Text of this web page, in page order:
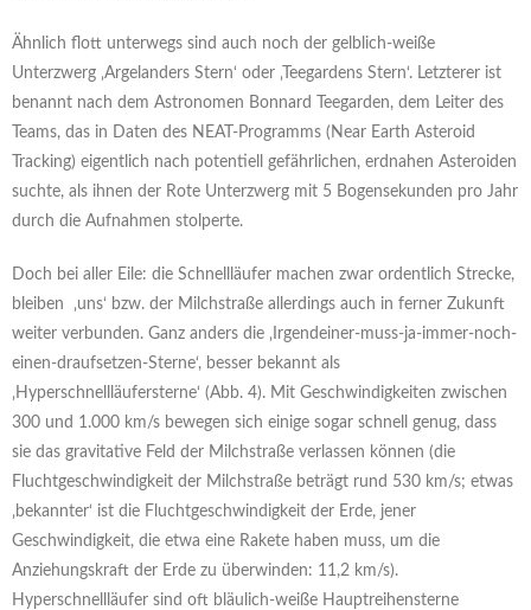
Ähnlich flott unterwegs sind auch noch der gelblich-weiße
Unterzwerg ‚Argelanders Stern‘ oder ‚Teegardens Stern‘. Letzterer ist
benannt nach dem Astronomen Bonnard Teegarden, dem Leiter des
Teams, das in Daten des NEAT-Programms (Near Earth Asteroid
Tracking) eigentlich nach potentiell gefährlichen, erdnahen Asteroiden
suchte, als ihnen der Rote Unterzwerg mit 5 Bogensekunden pro Jahr
durch die Aufnahmen stolperte.
Doch bei aller Eile: die Schnellläufer machen zwar ordentlich Strecke,
bleiben ‚uns‘ bzw. der Milchstraße allerdings auch in ferner Zukunft
weiter verbunden. Ganz anders die ‚Irgendeiner-muss-ja-immer-noch-
einen-draufsetzen-Sterne‘, besser bekannt als
‚Hyperschnellläufersterne‘ (Abb. 4). Mit Geschwindigkeiten zwischen
300 und 1.000 km/s bewegen sich einige sogar schnell genug, dass
sie das gravitative Feld der Milchstraße verlassen können (die
Fluchtgeschwindigkeit der Milchstraße beträgt rund 530 km/s; etwas
‚bekannter‘ ist die Fluchtgeschwindigkeit der Erde, jener
Geschwindigkeit, die etwa eine Rakete haben muss, um die
Anziehungskraft der Erde zu überwinden: 11,2 km/s).
Hyperschnellläufer sind oft bläulich-weiße Hauptreihensterne